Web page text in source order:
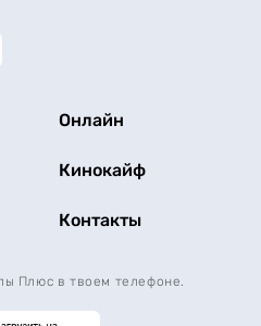
Онлайн
Кинокайф
Контакты
Плюс в твоем телефоне.